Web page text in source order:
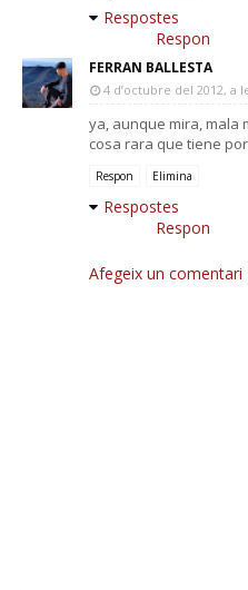
Respostes
Respon
FERRAN BALLESTA
4 d’octubre del 2012, a
ya, aunque mira, mala
cosa rara que tiene
Respon Elimina
Respostes
Respon
Afegeix un comentari